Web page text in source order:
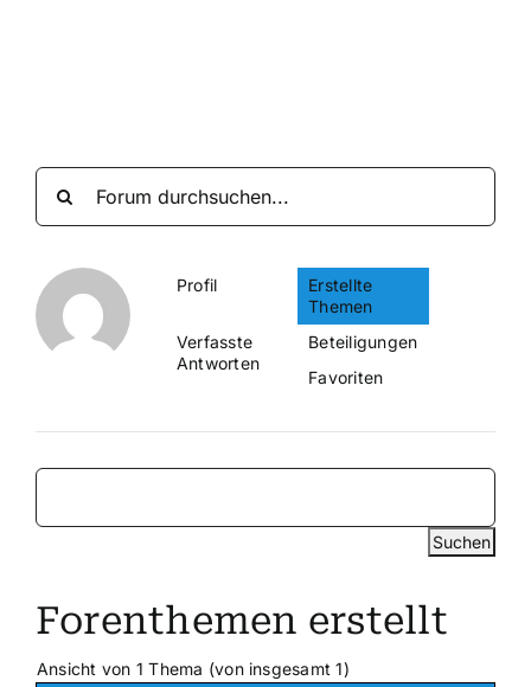
Profil
Erstellte
Themen
Verfasste
Antworten
Beteiligungen
Favoriten
Forenthemen erstellt
Ansicht von 1 Thema (von insgesamt 1)